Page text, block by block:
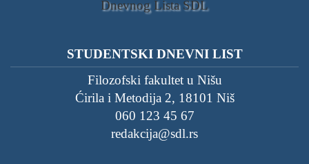
STUDENTSKI DNEVNI LIST
Filozofski fakultet u Nišu
Ćirila i Metodija 2, 18101 Niš
060 123 45 67
redakcija@sdl.rs